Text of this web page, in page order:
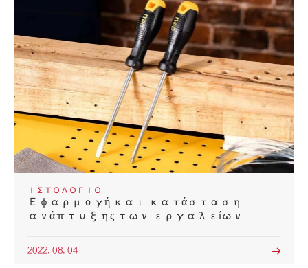
ΙΣΤΟΛΌΓΙΟ
Εφαρμογή και κατάσταση
ανάπτυξης των εργαλείων
2022. 08. 04 